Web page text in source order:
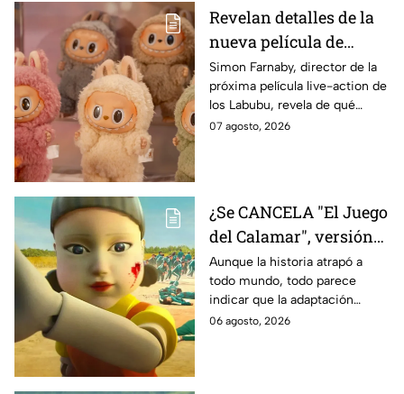
Revelan detalles de la
nueva película de
Labubu: de qué tratará
y cuándo se estrena
Simon Farnaby, director de la
próxima película live-action de
los Labubu, revela de qué
tratará la cinta. Aquí te
07 agosto, 2026
¿Se CANCELA "El Juego
del Calamar", versión
Estados Unidos? Esto
es lo que se sabe al
momento
Aunque la historia atrapó a
todo mundo, todo parece
indicar que la adaptación
podría ser cancelada:
06 agosto, 2026